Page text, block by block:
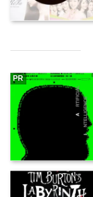
PR